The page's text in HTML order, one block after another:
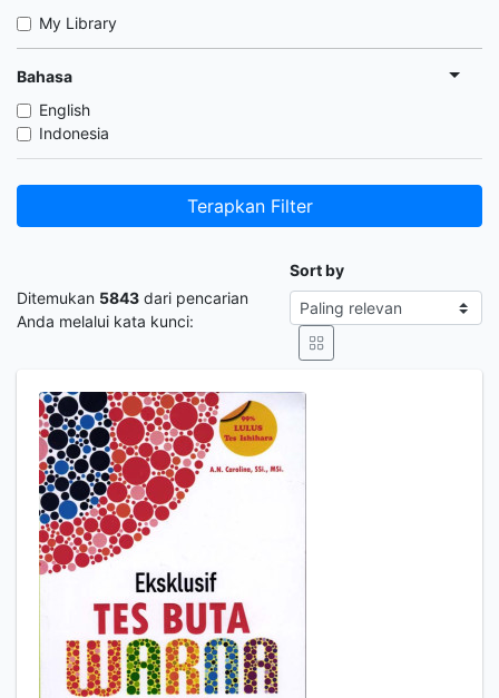
My Library
Bahasa
English
Indonesia
Terapkan Filter
Ditemukan 5843 dari pencarian
Anda melalui kata kunci:
Sort by